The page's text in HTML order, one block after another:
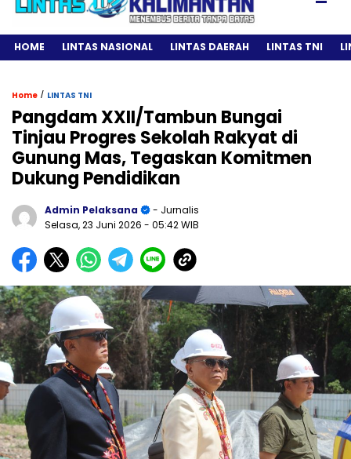
HOME LINTAS NASIONAL LINTAS DAERAH LINTAS TNI
Home / LINTAS TNI
Pangdam XXII/Tambun Bungai
Tinjau Progres Sekolah Rakyat di
Gunung Mas, Tegaskan Komitmen
Dukung Pendidikan
Admin Pelaksana
- Jurnalis
Selasa, 23 Juni 2026 - 05:42 WIB